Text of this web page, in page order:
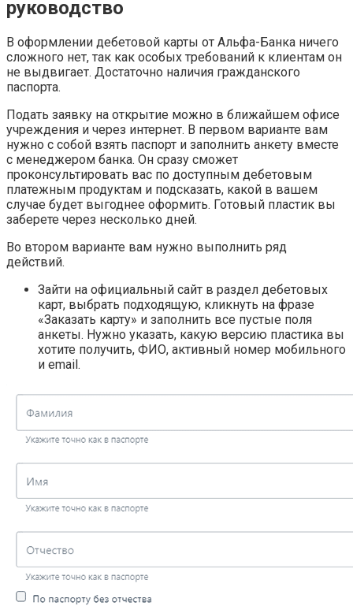
руководство
В оформлении дебетовой карты от Альфа-Банка ничего
сложного нет, так как особых требований к клиентам он
не выдвигает. Достаточно наличия гражданского
паспорта.
Подать заявку на открытие можно в ближайшем офисе
учреждения и через интернет. В первом варианте вам
нужно с собой взять паспорт и заполнить анкету вместе
с менеджером банка. Он сразу сможет
проконсультировать вас по доступным дебетовым
платежным продуктам и подсказать, какой в вашем
случае будет выгоднее оформить. Готовый пластик вы
заберете через несколько дней.
Во втором варианте вам нужно выполнить ряд
действий.
Зайти на официальный сайт в раздел дебетовых
карт, выбрать подходящую, кликнуть на фразе
«Заказать карту» и заполнить все пустые поля
анкеты. Нужно указать, какую версию пластика вы
хотите получить, ФИО, активный номер мобильного
и email.